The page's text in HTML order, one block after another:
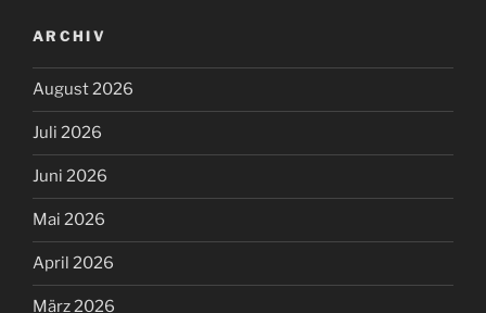
ARCHIV
August 2026
Juli 2026
Juni 2026
Mai 2026
April 2026
März 2026